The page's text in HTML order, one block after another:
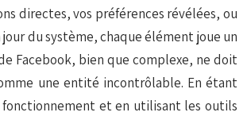
directes, vos préférences révélées, ou
jour du système, chaque élément joue un
Facebook, bien que complexe, ne doit
une entité incontrôlable. En étant
fonctionnement et en utilisant les outils